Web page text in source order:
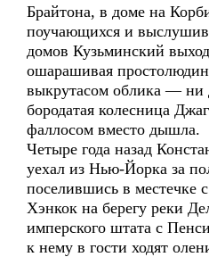
Брайтона, в доме на
поучающихся и
домов Кузьминский
ошарашивая
выкрутасом облика — ни
бородатая колесница
фаллосом вместо дышла.
Четыре года назад
уехал из Нью-Йорка за
поселившись в местечке
Хэнкок на берегу реки
имперского штата с
к нему в гости ходят